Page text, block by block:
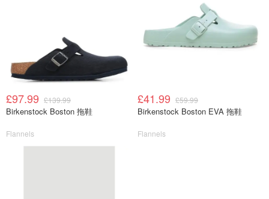
£97.99 £139.99
Birkenstock Boston 拖鞋
Flannels
£41.99 £59.99
Birkenstock Boston EVA 拖鞋
Flannels